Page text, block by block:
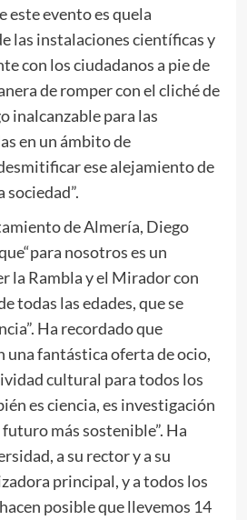
este evento es quela
las instalaciones científicas y
con los ciudadanos a pie de
de romper con el cliché de
inalcanzable para las
en un ámbito de
ese alejamiento de
sociedad”.
de Almería, Diego
nosotros es un
la Rambla y el Mirador con
todas las edades, que se
Ha recordado que
una fantástica oferta de ocio,
cultural para todos los
es ciencia, es investigación
más sostenible”. Ha
a su rector y a su
principal, y a todos los
posible que llevemos 14